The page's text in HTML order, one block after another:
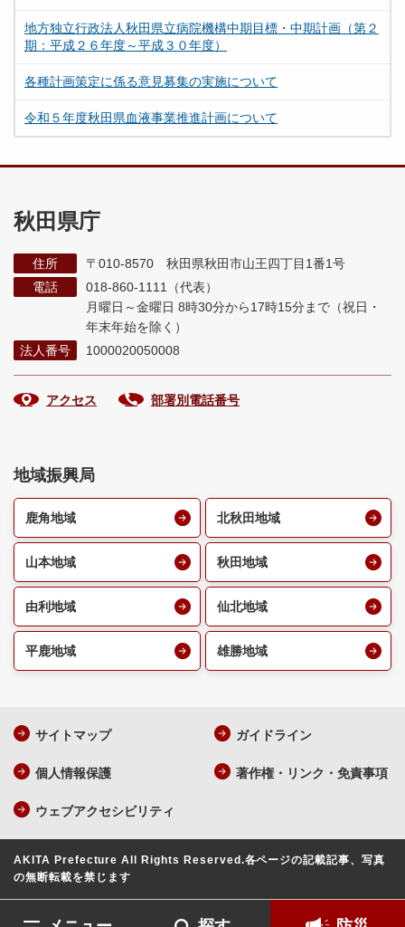
地方独立行政法人秋田県立病院機構中期目標・中期計画（第２
期：平成２６年度～平成３０年度）
各種計画策定に係る意見募集の実施について
令和５年度秋田県血液事業推進計画について
秋田県庁
住所
〒010-8570 秋田県秋田市山王四丁目1番1号
電話
018-860-1111（代表）
月曜日～金曜日 8時30分から17時15分まで （祝日・
年末年始を除く）
法人番号
1000020050008
アクセス 部署別電話番号
地域振興局
鹿角地域 北秋田地域
山本地域 秋田地域
由利地域 仙北地域
平鹿地域 雄勝地域
サイトマップ ガイドライン
個人情報保護 著作権・リンク・免責事項
ウェブアクセシビリティ
AKITA Prefecture All Rights Reserved.各ページの記載記事、写真
の無断転載を禁じます